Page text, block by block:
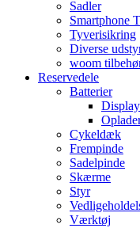
Sadler
Smartphone
Tyverisikring
Diverse
woom
Reservedele
Batterier
Display
Cykeldæk
Frempinde
Sadelpinde
Skærme
Styr
Værktøj